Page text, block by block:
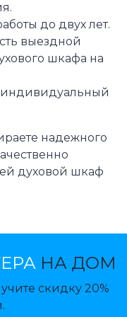
до двух лет.
выездной
шкафа на
индивидуальный
надежного
духовой шкаф
НА ДОМ
скидку 20%